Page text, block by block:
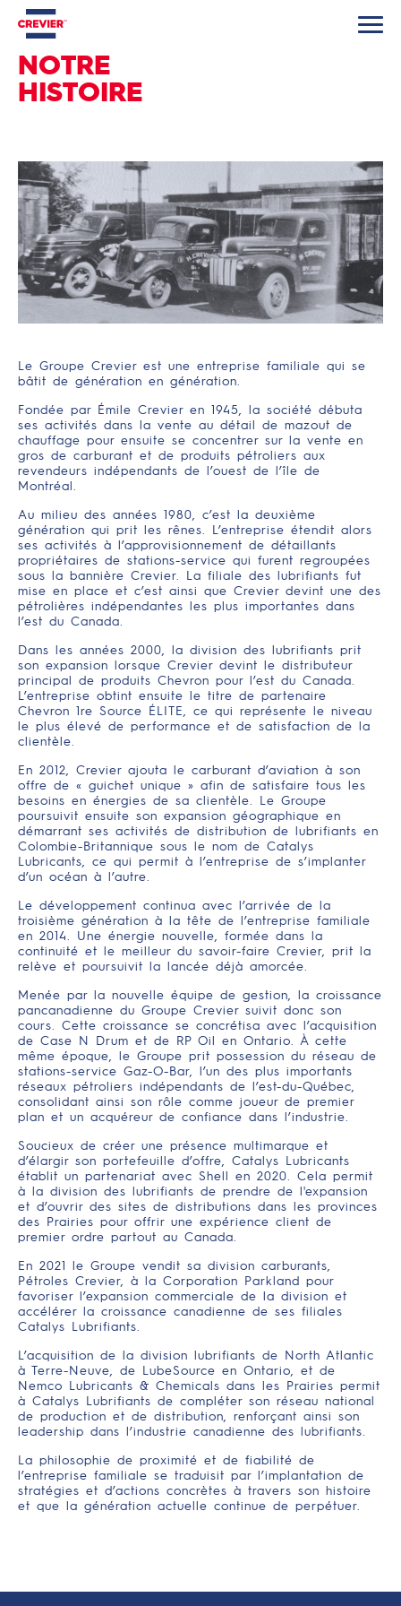
NOTRE
HISTOIRE
Le Groupe Crevier est une entreprise familiale qui se
bâtit de génération en génération.
Fondée par Émile Crevier en 1945, la société débuta
ses activités dans la vente au détail de mazout de
chauffage pour ensuite se concentrer sur la vente en
gros de carburant et de produits pétroliers aux
revendeurs indépendants de l’ouest de l’île de
Montréal.
Au milieu des années 1980, c’est la deuxième
génération qui prit les rênes. L’entreprise étendit alors
ses activités à l’approvisionnement de détaillants
propriétaires de stations-service qui furent regroupées
sous la bannière Crevier. La filiale des lubrifiants fut
mise en place et c’est ainsi que Crevier devint une des
pétrolières indépendantes les plus importantes dans
l’est du Canada.
Dans les années 2000, la division des lubrifiants prit
son expansion lorsque Crevier devint le distributeur
principal de produits Chevron pour l’est du Canada.
L’entreprise obtint ensuite le titre de partenaire
Chevron 1re Source ÉLITE, ce qui représente le niveau
le plus élevé de performance et de satisfaction de la
clientèle.
En 2012, Crevier ajouta le carburant d’aviation à son
offre de « guichet unique » afin de satisfaire tous les
besoins en énergies de sa clientèle. Le Groupe
poursuivit ensuite son expansion géographique en
démarrant ses activités de distribution de lubrifiants en
Colombie-Britannique sous le nom de Catalys
Lubricants, ce qui permit à l’entreprise de s’implanter
d’un océan à l’autre.
Le développement continua avec l’arrivée de la
troisième génération à la tête de l’entreprise familiale
en 2014. Une énergie nouvelle, formée dans la
continuité et le meilleur du savoir-faire Crevier, prit la
relève et poursuivit la lancée déjà amorcée.
Menée par la nouvelle équipe de gestion, la croissance
pancanadienne du Groupe Crevier suivit donc son
cours. Cette croissance se concrétisa avec l’acquisition
de Case N Drum et de RP Oil en Ontario. À cette
même époque, le Groupe prit possession du réseau de
stations-service Gaz-O-Bar, l’un des plus importants
réseaux pétroliers indépendants de l’est-du-Québec,
consolidant ainsi son rôle comme joueur de premier
plan et un acquéreur de confiance dans l’industrie.
Soucieux de créer une présence multimarque et
d’élargir son portefeuille d’offre, Catalys Lubricants
établit un partenariat avec Shell en 2020. Cela permit
à la division des lubrifiants de prendre de l'expansion
et d’ouvrir des sites de distributions dans les provinces
des Prairies pour offrir une expérience client de
premier ordre partout au Canada.
En 2021 le Groupe vendit sa division carburants,
Pétroles Crevier, à la Corporation Parkland pour
favoriser l’expansion commerciale de la division et
accélérer la croissance canadienne de ses filiales
Catalys Lubrifiants.
L’acquisition de la division lubrifiants de North Atlantic
à Terre-Neuve, de LubeSource en Ontario, et de
Nemco Lubricants & Chemicals dans les Prairies permit
à Catalys Lubrifiants de compléter son réseau national
de production et de distribution, renforçant ainsi son
leadership dans l’industrie canadienne des lubrifiants.
La philosophie de proximité et de fiabilité de
l’entreprise familiale se traduisit par l’implantation de
stratégies et d’actions concrètes à travers son histoire
et que la génération actuelle continue de perpétuer.